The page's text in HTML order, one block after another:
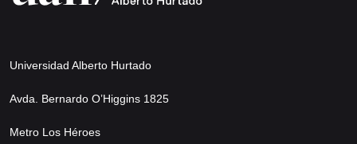
Universidad Alberto Hurtado
Avda. Bernardo O’Higgins 1825
Metro Los Héroes